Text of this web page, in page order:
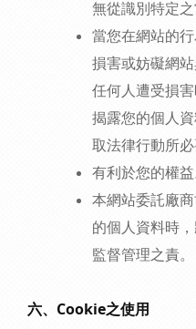
無從識別特定之
當您在網站的
損害或妨礙網
任何人遭受損
揭露您的個人
取法律行動所必
有利於您的權益
本網站委託廠
的個人資料時
監督管理之責。
六、Cookie之使用